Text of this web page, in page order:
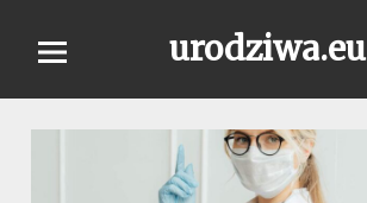
urodziwa.eu